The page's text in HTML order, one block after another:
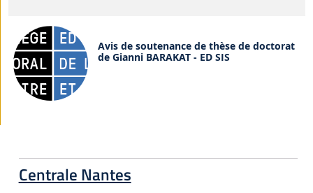
Centrale Nantes
Avis de soutenance de thèse de doctorat
de Gianni BARAKAT - ED SIS